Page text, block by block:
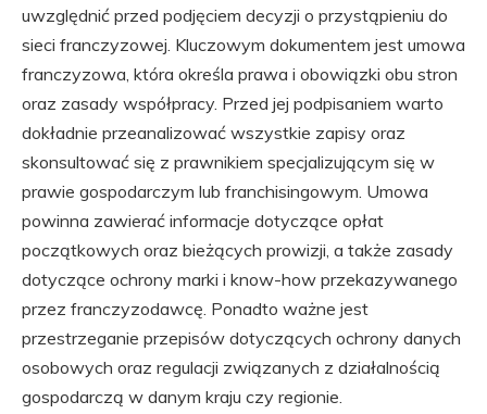
uwzględnić przed podjęciem decyzji o przystąpieniu do
sieci franczyzowej. Kluczowym dokumentem jest umowa
franczyzowa, która określa prawa i obowiązki obu stron
oraz zasady współpracy. Przed jej podpisaniem warto
dokładnie przeanalizować wszystkie zapisy oraz
skonsultować się z prawnikiem specjalizującym się w
prawie gospodarczym lub franchisingowym. Umowa
powinna zawierać informacje dotyczące opłat
początkowych oraz bieżących prowizji, a także zasady
dotyczące ochrony marki i know-how przekazywanego
przez franczyzodawcę. Ponadto ważne jest
przestrzeganie przepisów dotyczących ochrony danych
osobowych oraz regulacji związanych z działalnością
gospodarczą w danym kraju czy regionie.